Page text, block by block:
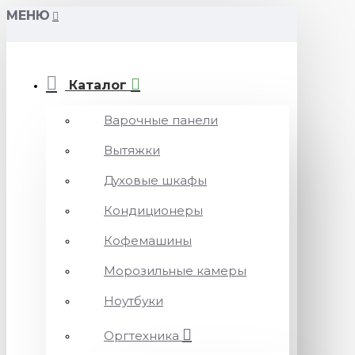
МЕНЮ
Каталог
Варочные панели
Вытяжки
Духовые шкафы
Кондиционеры
Кофемашины
Морозильные камеры
Ноутбуки
Оргтехника